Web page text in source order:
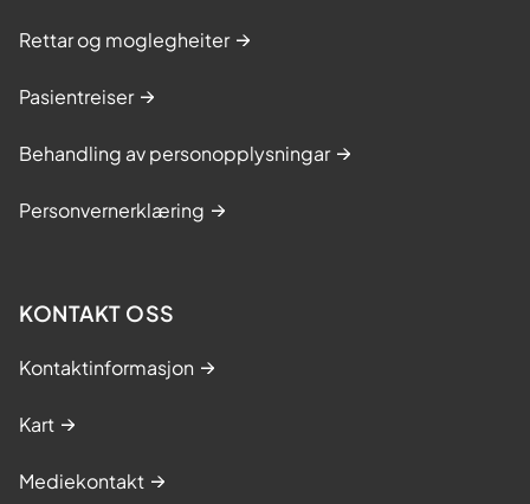
Rettar og moglegheiter
Pasientreiser
Behandling av personopplysningar
Personvernerklæring
KONTAKT OSS
Kontaktinformasjon
Kart
Mediekontakt